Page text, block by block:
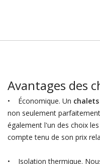
Avantages des
• Économique. Un
non seulement
également l'un des choix
compte tenu de son prix
• Isolation thermique.